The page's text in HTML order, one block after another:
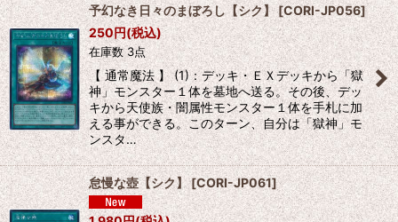
予幻なき日々のまぼろし【シク】[CORI-JP056]
250円(税込)
在庫数 3点
【 通常魔法 】 (1)：デッキ・ＥＸデッキから「獄
神」モンスター１体を墓地へ送る。その後、デッ
キから天使族・闇属性モンスター１体を手札に加
える事ができる。このターン、自分は「獄神」モ
ンスタ…
怠慢な壺【シク】[CORI-JP061]